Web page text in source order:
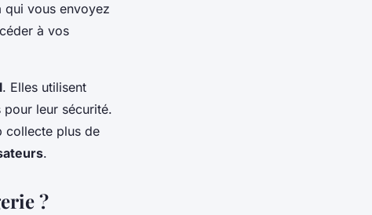
qui vous envoyez
à vos
. Elles utilisent
leur sécurité.
collecte plus de
.
?